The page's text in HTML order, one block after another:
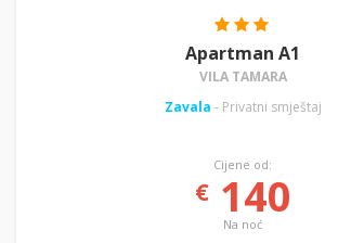
Apartman A1
VILA TAMARA
Zavala - Privatni smještaj
Cijene od:
€140
Na noć